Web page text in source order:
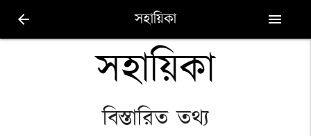
arrow_back সহায়িকা menu
সহায়িকা
বিস্তারিত তথ্য